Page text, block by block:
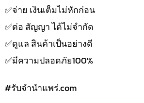
✅️จ่าย เงินเต็มไม่หักก่อน
✅️ต่อ สัญญา ได้ไม่จำกัด
✅️ดูแล สินค้าเป็นอย่างดี
✅️มีความปลอดภัย100%
#รับจํานําแพร่.com